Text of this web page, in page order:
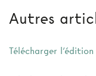
Autres
Télécharger l'édition